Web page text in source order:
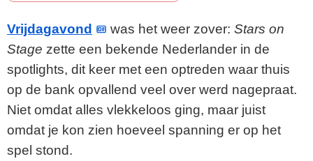
Vrijdagavond was het weer zover:Stars on
Stage zette een bekende Nederlander in de
spotlights, dit keer met een optreden waar thuis
op de bank opvallend veel over werd nagepraat.
Niet omdat alles vlekkeloos ging, maar juist
omdat je kon zien hoeveel spanning er op het
spel stond.